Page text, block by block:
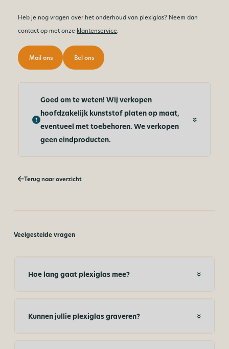
Heb je nog vragen over het onderhoud van plexiglas? Neem dan
contact op met onze klantenservice.
Mail ons Bel ons
Goed om te weten! Wij verkopen
hoofdzakelijk kunststof platen op maat,
eventueel met toebehoren. We verkopen
geen eindproducten.
Terug naar overzicht
Veelgestelde vragen
Hoe lang gaat plexiglas mee?
Kunnen jullie plexiglas graveren?